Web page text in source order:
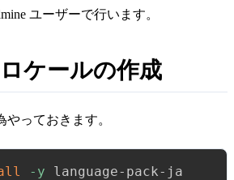
ユーザーで行います。
ケールの作成
っておきます。
-y